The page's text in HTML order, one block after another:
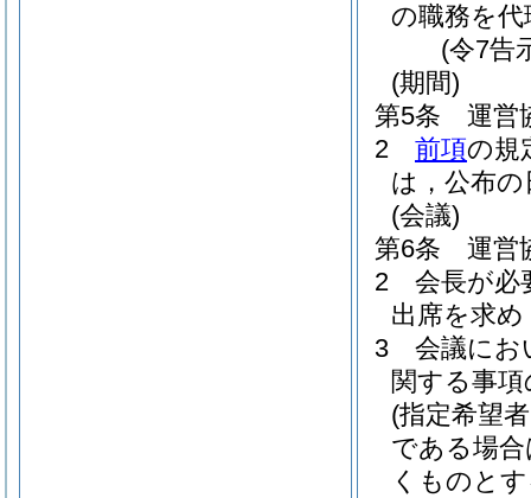
の職務を
(令7告
(期間)
第5条
運営
2
前項の規
は，公布
(会議)
第6条
運営
2
会長が必
出席を求
3
会議にお
関する事
(指定希望
である場
くものと